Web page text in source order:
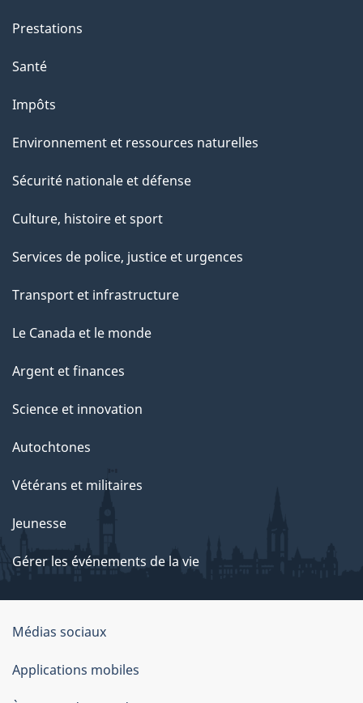
Prestations
Santé
Impôts
Environnement et ressources naturelles
Sécurité nationale et défense
Culture, histoire et sport
Services de police, justice et urgences
Transport et infrastructure
Le Canada et le monde
Argent et finances
Science et innovation
Autochtones
Vétérans et militaires
Jeunesse
Gérer les événements de la vie
Organisation
du
gouvernement
Médias sociaux
Applications mobiles